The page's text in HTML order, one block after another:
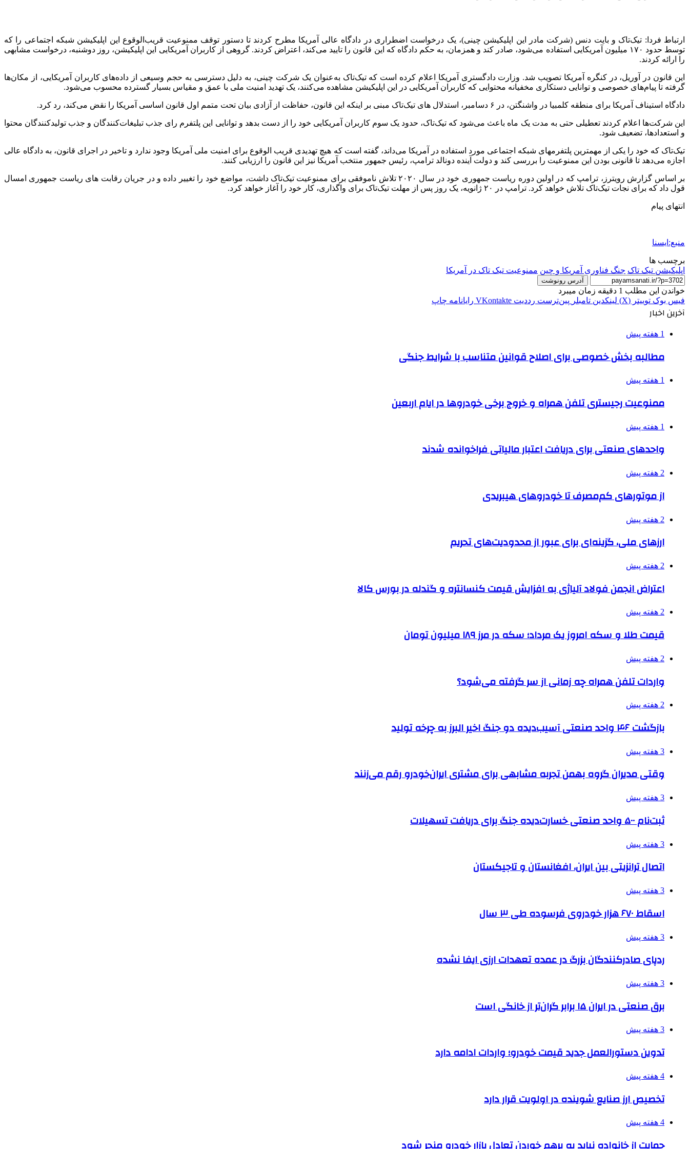
ارتباط فردا: تیک‌تاک و بایت دنس (شرکت مادر این اپلیکیشن چینی)، یک درخواست اضطراری در دادگاه عالی آمریکا مطرح کردند تا دستور توقف ممنوعیت قریب‌الوقوع این اپلیکیشن شبکه اجتماعی را که
توسط حدود ۱۷۰ میلیون آمریکایی استفاده می‌شود، صادر کند و همزمان، به حکم دادگاه که این قانون را تایید می‌کند، اعتراض کردند. گروهی از کاربران آمریکایی این اپلیکیشن، روز دوشنبه، درخواست مشابهی
را ارائه کردند.
این قانون در آوریل، در کنگره آمریکا تصویب شد. وزارت دادگستری آمریکا اعلام کرده است که تیک‌تاک به‌عنوان یک شرکت چینی، به دلیل دسترسی به حجم وسیعی از داده‌های کاربران آمریکایی، از مکان‌ها
گرفته تا پیام‌های خصوصی و توانایی دستکاری مخفیانه محتوایی که کاربران آمریکایی در این اپلیکیشن مشاهده می‌کنند، یک تهدید امنیت ملی با عمق و مقیاس بسیار گسترده محسوب می‌شود.
دادگاه استیناف آمریکا برای منطقه کلمبیا در واشنگتن، در ۶ دسامبر، استدلال های تیک‌تاک مبنی بر اینکه این قانون، حفاظت از آزادی بیان تحت متمم اول قانون اساسی آمریکا را نقض می‌کند، رد کرد.
این شرکت‌ها اعلام کردند تعطیلی حتی به مدت یک ماه باعث می‌شود که تیک‌تاک، حدود یک سوم کاربران آمریکایی خود را از دست بدهد و توانایی این پلتفرم رای جذب تبلیغات‌کنندگان و جذب تولیدکنندگان محتوا
و استعدادها، تضعیف شود.
تیک‌تاک که خود را یکی از مهمترین پلتفرمهای شبکه اجتماعی مورد استفاده در آمریکا می‌داند، گفته است که هیچ تهدیدی قریب الوقوع برای امنیت ملی آمریکا وجود ندارد و تاخیر در اجرای قانون، به دادگاه عالی
اجازه می‌دهد تا قانونی بودن این ممنوعیت را بررسی کند و دولت آینده دونالد ترامپ، رئیس جمهور منتخب آمریکا نیز این قانون را ارزیابی کنند.
بر اساس گزارش رویترز، ترامپ که در اولین دوره ریاست جمهوری خود در سال ۲۰۲۰ تلاش ناموفقی برای ممنوعیت تیک‌تاک داشت، مواضع خود را تغییر داده و در جریان رقابت های ریاست جمهوری امسال
قول داد که برای نجات تیک‌تاک تلاش خواهد کرد. ترامپ در ۲۰ ژانویه، یک روز پس از مهلت تیک‌تاک برای واگذاری، کار خود را آغاز خواهد کرد.
انتهای پیام
منبع:ایسنا
برچسب ها
اپلیکیشن تیک تاک جنگ فناوری آمریکا و چین ممنوعیت تیک تاک در آمریکا
آدرس رونوشت
خواندن این مطلب 1 دقیقه زمان میبرد
فیس بوک توییتر (X) لینکدین ‫تامبلر ‫پین‌ترست ‫رددیت ‫VKontakte رایانامه چاپ
آخرین اخبار
1 هفته پیش
مطالبه بخش خصوصی برای اصلاح قوانین متناسب با شرایط جنگی
1 هفته پیش
ممنوعیت رجیستری تلفن همراه و خروج برخی خودروها در ایام اربعین
1 هفته پیش
واحدهای صنعتی برای دریافت اعتبار مالیاتی فراخوانده شدند
2 هفته پیش
از موتورهای کم‌مصرف تا خودروهای هیبریدی
2 هفته پیش
ارزهای ملی، گزینه‌ای برای عبور از محدودیت‌های تحریم
2 هفته پیش
اعتراض انجمن فولاد آلیاژی به افزایش قیمت کنسانتره و گندله در بورس کالا
2 هفته پیش
قیمت طلا و سکه امروز یک مرداد؛ سکه در مرز ۱۸۹ میلیون تومان
2 هفته پیش
واردات تلفن همراه چه زمانی از سر گرفته می‌شود؟
2 هفته پیش
بازگشت ۴۶ واحد صنعتی آسیب‌دیده دو جنگ اخیر البرز به چرخه تولید
3 هفته پیش
وقتی مدیران گروه بهمن تجربه مشابهی برای مشتری ایران‌خودرو رقم می‌زنند
3 هفته پیش
ثبت‌نام ۵۰۰ واحد صنعتی خسارت‌دیده جنگ برای دریافت تسهیلات
3 هفته پیش
اتصال ترانزیتی بین ایران، افغانستان و تاجیکستان
3 هفته پیش
اسقاط ۶۷۰ هزار خودروی فرسوده طی ۳ سال
3 هفته پیش
ردپای صادرکنندگان بزرگ در عمده تعهدات ارزی ایفا نشده
3 هفته پیش
برق صنعتی در ایران ۱۵ برابر گران‌تر از خانگی است
3 هفته پیش
تدوین دستورالعمل جدید قیمت خودرو؛ واردات ادامه دارد
4 هفته پیش
تخصیص ارز صنایع شوینده در اولویت قرار دارد
4 هفته پیش
حمایت از خانواده نباید به برهم خوردن تعادل بازار خودرو منجر شود